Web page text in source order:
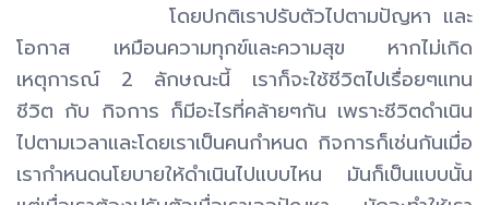
โดยปกติเราปรับตัวไปตามปัญหา และ
โอกาส เหมือนความทุกข์และความสุข หากไม่เกิด
เหตุการณ์ 2 ลักษณะนี้ เราก็จะใช้ชีวิตไปเรื่อยๆแทน
ชีวิต กับ กิจการ ก็มีอะไรที่คล้ายๆกัน เพราะชีวิตดำเนิน
ไปตามเวลาและโดยเราเป็นคนกำหนด กิจการก็เช่นกันเมื่อ
เรากำหนดนโยบายให้ดำเนินไปแบบไหน มันก็เป็นแบบนั้น